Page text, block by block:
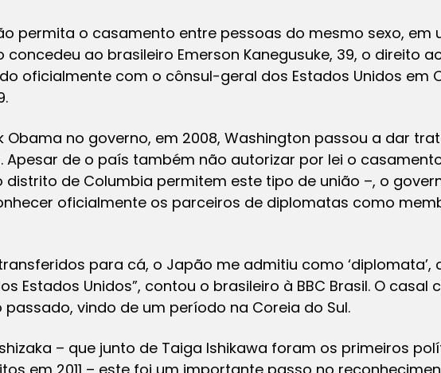
permita o casamento entre pessoas do mesmo sexo, em
ao brasileiro Emerson Kanegusuke, 39, o direito
oficialmente com o cônsul-geral dos Estados Unidos em
Obama no governo, em 2008, Washington passou a dar
de o país também não autorizar por lei o
distrito de Columbia permitem este tipo de união –, o
oficialmente os parceiros de diplomatas como
para cá, o Japão me admitiu como ‘diplomata’,
Estados Unidos”, contou o brasileiro à BBC Brasil. O casal
vindo de um período na Coreia do Sul.
– que junto de Taiga Ishikawa foram os primeiros